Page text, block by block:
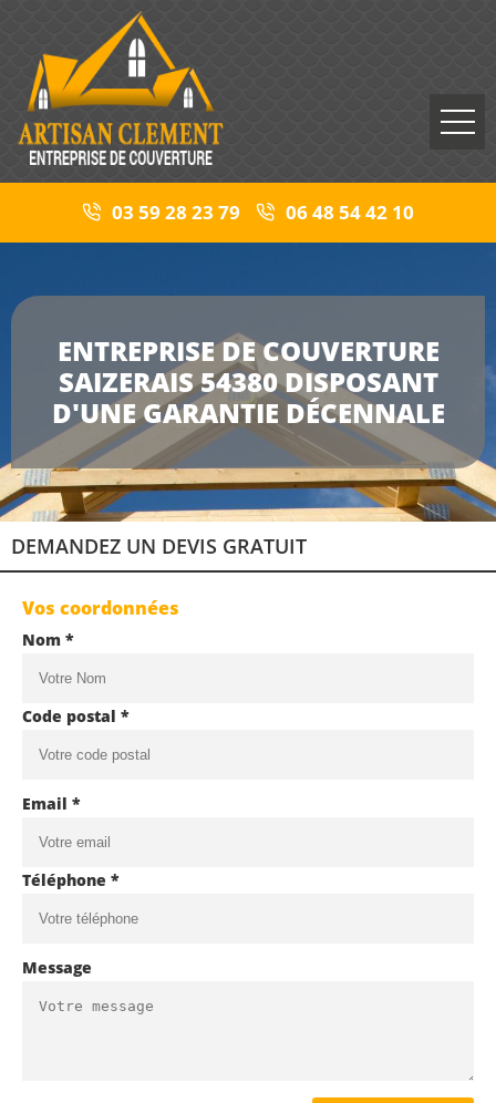
03 59 28 23 79 06 48 54 42 10
ENTREPRISE DE COUVERTURE
SAIZERAIS 54380 DISPOSANT
D'UNE GARANTIE DÉCENNALE
DEMANDEZ UN DEVIS GRATUIT
Vos coordonnées
Nom *
Code postal *
Email *
Téléphone *
Message